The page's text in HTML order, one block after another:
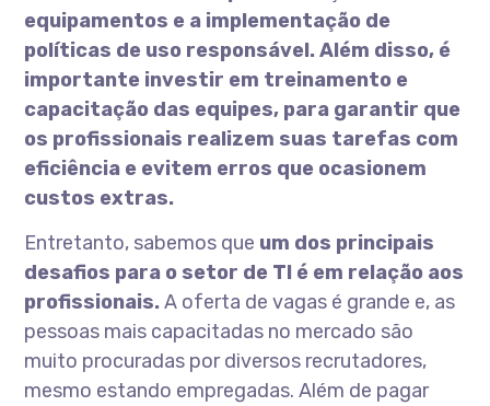
equipamentos e a implementação de
políticas de uso responsável.Além disso, é
importante investir em treinamento e
capacitação das equipes, para garantir que
os profissionais realizem suas tarefas com
eficiência e evitem erros que ocasionem
custos extras.
Entretanto, sabemos que um dos principais
desafios para o setor de TI é em relação aos
profissionais.A oferta de vagas é grande e, as
pessoas mais capacitadas no mercado são
muito procuradas por diversos recrutadores,
mesmo estando empregadas. Além de pagar